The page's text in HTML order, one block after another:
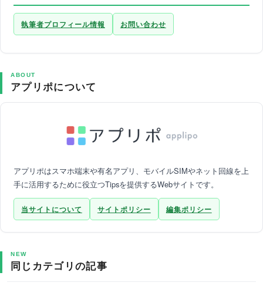
執筆者プロフィール情報 お問い合わせ
ABOUT
アプリポについて
アプリポはスマホ端末や有名アプリ、モバイルSIMやネット回線を上
手に活用するために役立つTipsを提供するWebサイトです。
当サイトについて サイトポリシー 編集ポリシー
NEW
同じカテゴリの記事